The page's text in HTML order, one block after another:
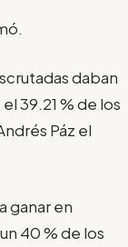
daban
39.21 % de los
Páz el
ganar en
40 % de los